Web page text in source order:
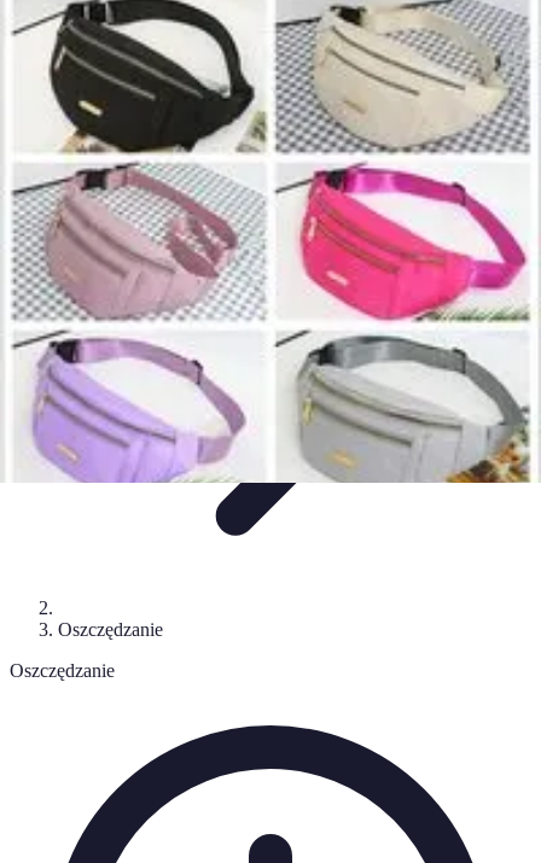
Zakupy Na Topie
OfertyPorady Zakupowe Porady zakupowePromocjeTrendy i
nowości
Zakupy Na Topie
Oszczędzanie
Oszczędzanie